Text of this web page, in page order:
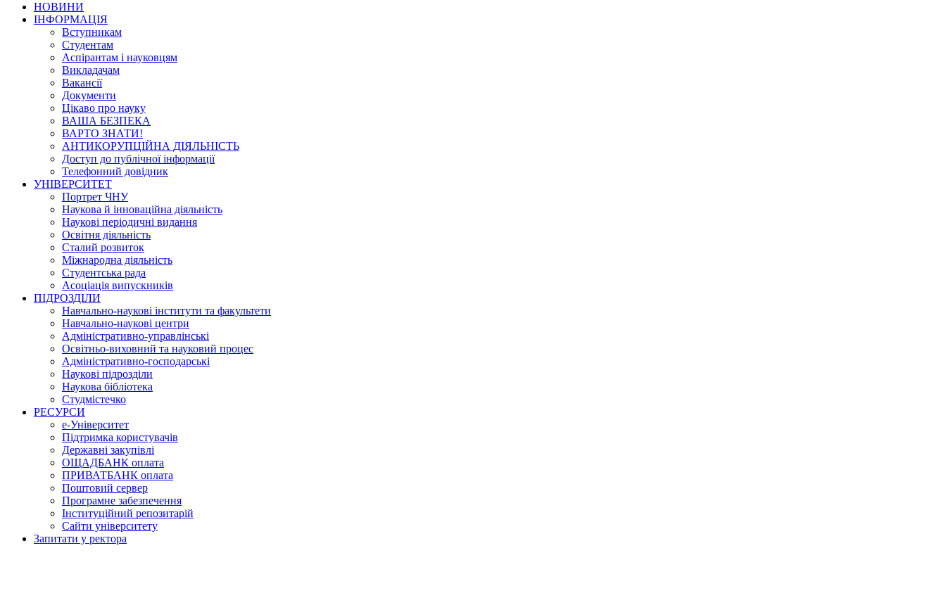
НОВИНИ
ІНФОРМАЦІЯ
Вступникам
Студентам
Аспірантам і науковцям
Викладачам
Вакансії
Документи
Цікаво про науку
ВАША БЕЗПЕКА
ВАРТО ЗНАТИ!
АНТИКОРУПЦІЙНА ДІЯЛЬНІСТЬ
Доступ до публічної інформації
Телефонний довідник
УНІВЕРСИТЕТ
Портрет ЧНУ
Наукова й інноваційна діяльність
Наукові періодичні видання
Освітня діяльність
Сталий розвиток
Міжнародна діяльність
Студентська рада
Асоціація випускників
ПІДРОЗДІЛИ
Навчально-наукові інститути та факультети
Навчально-наукові центри
Адміністративно-управлінські
Освітньо-виховний та науковий процес
Адміністративно-господарські
Наукові підрозділи
Наукова бібліотека
Студмістечко
РЕСУРСИ
е-Університет
Підтримка користувачів
Державні закупівлі
ОЩАДБАНК оплата
ПРИВАТБАНК оплата
Поштовий сервер
Програмне забезпечення
Інституційний репозитарій
Сайти університету
Запитати у ректора